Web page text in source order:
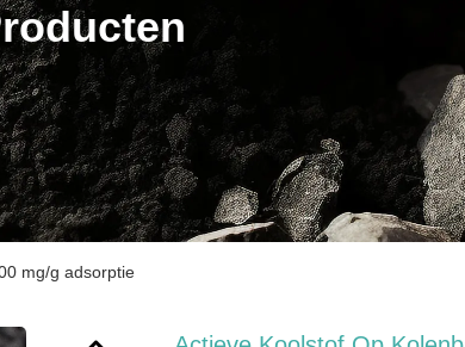
mg/g adsorptie